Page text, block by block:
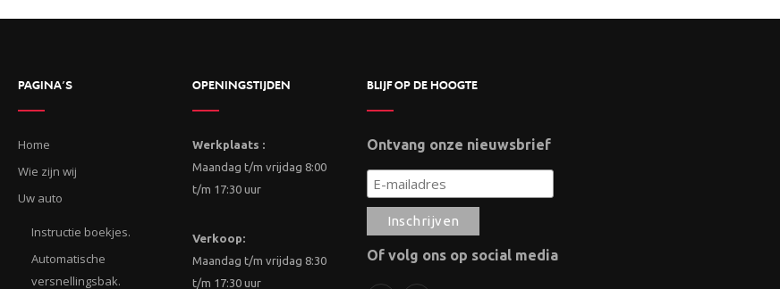
PAGINA’S
Home
Wie zijn wij
Uw auto
Instructie boekjes.
Automatische
versnellingsbak.
OPENINGSTIJDEN
Werkplaats :
Maandag t/m vrijdag 8:00
t/m 17:30 uur
Verkoop:
Maandag t/m vrijdag 8:30
t/m 17:30 uur
BLIJF OP DE HOOGTE
Ontvang onze nieuwsbrief
Of volg ons op social media